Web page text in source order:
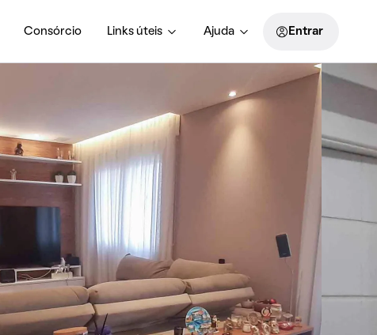
Consórcio Links úteis Ajuda Entrar